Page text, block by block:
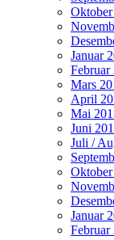
Januar
Februar
Mars
April
Mai
Juni
Juli /
Januar
Februar